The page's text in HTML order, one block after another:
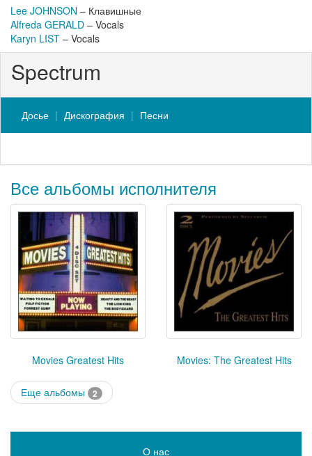
Lee JOHNSON – Клавишные
Alfreda GERALD – Vocals
Karyn LIST – Vocals
Spectrum
Досье Дискография Песни
Все альбомы исполнителя
Movies Greatest Hits Movies: The Greatest Hits
Еще альбомы 2
О нас